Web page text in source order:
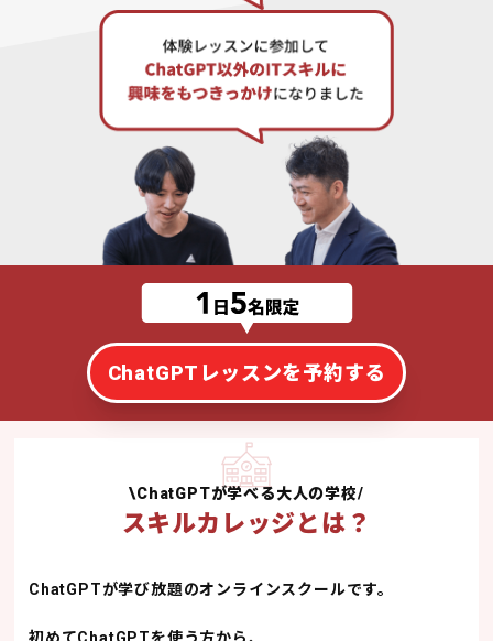
ChatGPTレッスンを予約する
\ChatGPTが学べる大人の学校/
スキルカレッジとは？
ChatGPTが学び放題のオンラインスクールです。